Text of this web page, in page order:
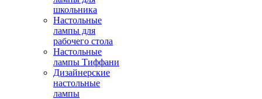
школьника
Настольные
лампы для
рабочего стола
Настольные
лампы Тиффани
Дизайнерские
настольные
лампы